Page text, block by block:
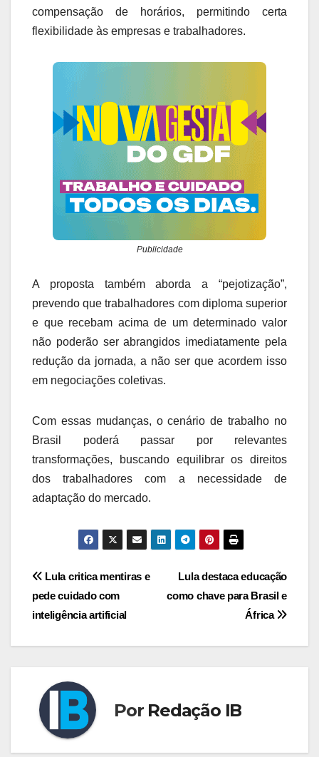
compensação de horários, permitindo certa
flexibilidade às empresas e trabalhadores.
Publicidade
A proposta também aborda a “pejotização”,
prevendo que trabalhadores com diploma superior
e que recebam acima de um determinado valor
não poderão ser abrangidos imediatamente pela
redução da jornada, a não ser que acordem isso
em negociações coletivas.
Com essas mudanças, o cenário de trabalho no
Brasil poderá passar por relevantes
transformações, buscando equilibrar os direitos
dos trabalhadores com a necessidade de
adaptação do mercado.
Navegação
de
Post
Lula destaca educação
como chave para Brasil e
África
Lula critica mentiras e
pede cuidado com
inteligência artificial
Por Redação IB